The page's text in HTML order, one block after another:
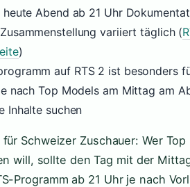
heute Abend ab 21 Uhr
variiert täglich (
)
auf RTS 2 ist besonders
nach Top Models am Mittag am
Inhalte suchen
Schweizer Zuschauer: Wer
will, sollte den Tag mit der
Programm ab 21 Uhr je nach